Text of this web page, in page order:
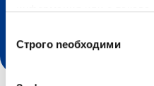
Строго nеобходими
услуги